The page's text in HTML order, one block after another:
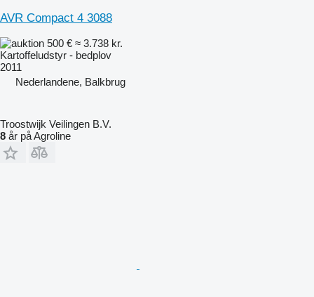
AVR Compact 4 3088
500 € ≈ 3.738 kr.
Kartoffeludstyr - bedplov
2011
Nederlandene, Balkbrug
Troostwijk Veilingen B.V.
8 år på Agroline